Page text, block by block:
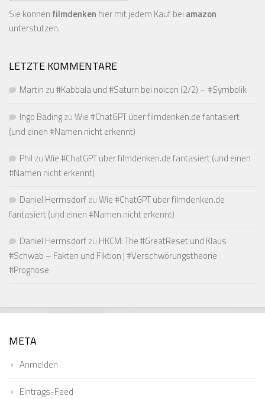
Sie können filmdenken hier mit jedem Kauf bei amazon
unterstützen.
LETZTE KOMMENTARE
Martin zu#Kabbala und #Saturn bei noicon (2/2) – #Symbolik
Ingo BadingzuWie #ChatGPT über filmdenken.de fantasiert
(und einen #Namen nicht erkennt)
Phil zuWie #ChatGPT über filmdenken.de fantasiert (und einen
#Namen nicht erkennt)
Daniel HermsdorfzuWie #ChatGPT über filmdenken.de
fantasiert (und einen #Namen nicht erkennt)
Daniel Hermsdorfzu HKCM: The #GreatReset und Klaus
#Schwab – Fakten und Fiktion | #Verschwörungstheorie
#Prognose
META
Anmelden
Eintrags-Feed